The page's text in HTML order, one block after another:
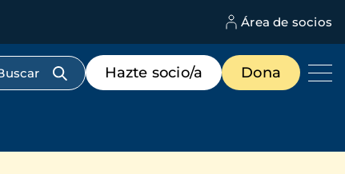
Área de socios
Menú
de
destacados
Hazte socio/a Dona